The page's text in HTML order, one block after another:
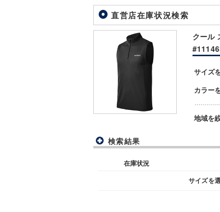
直営店在庫状況検索
クール
サイズ
カラー
地域を
検索結果
在庫状況
サイズを